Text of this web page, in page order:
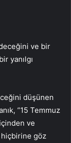
ve bir
yanılgı
düşünen
“15 Temmuz
ve
hiçbirine göz